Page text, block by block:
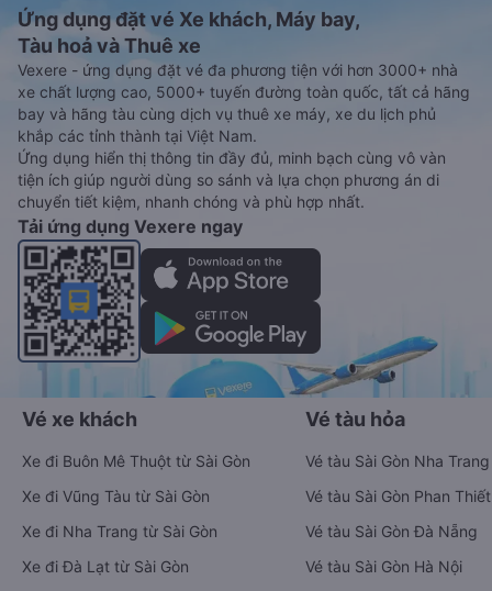
Ứng dụng đặt vé Xe khách, Máy bay,
Tàu hoả và Thuê xe
Vexere - ứng dụng đặt vé đa phương tiện với hơn 3000+ nhà
xe chất lượng cao, 5000+ tuyến đường toàn quốc, tất cả hãng
bay và hãng tàu cùng dịch vụ thuê xe máy, xe du lịch phủ
khắp các tỉnh thành tại Việt Nam.
Ứng dụng hiển thị thông tin đầy đủ, minh bạch cùng vô vàn
tiện ích giúp người dùng so sánh và lựa chọn phương án di
chuyển tiết kiệm, nhanh chóng và phù hợp nhất.
Tải ứng dụng Vexere ngay
Vé xe khách
Xe đi Buôn Mê Thuột từ Sài Gòn
Xe đi Vũng Tàu từ Sài Gòn
Xe đi Nha Trang từ Sài Gòn
Xe đi Đà Lạt từ Sài Gòn
Vé tàu hỏa
Vé tàu Sài Gòn Nha Trang
Vé tàu Sài Gòn Phan Thiết
Vé tàu Sài Gòn Đà Nẵng
Vé tàu Sài Gòn Hà Nội